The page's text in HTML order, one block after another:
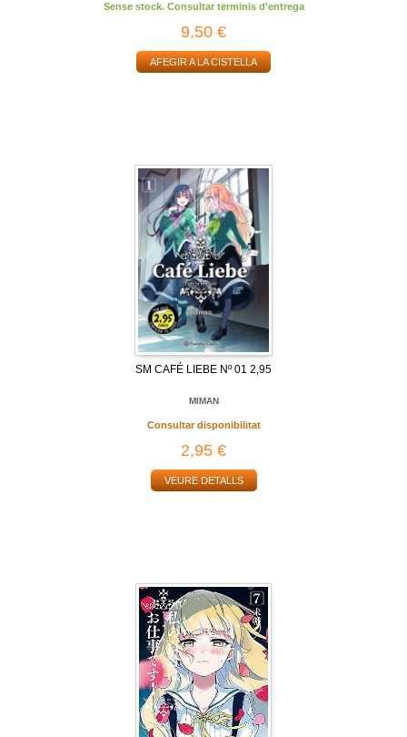
Sense stock. Consultar terminis d'entrega
9,50 €
AFEGIR A LA CISTELLA
SM CAFÉ LIEBE Nº 01 2,95
MIMAN
Consultar disponibilitat
2,95 €
VEURE DETALLS